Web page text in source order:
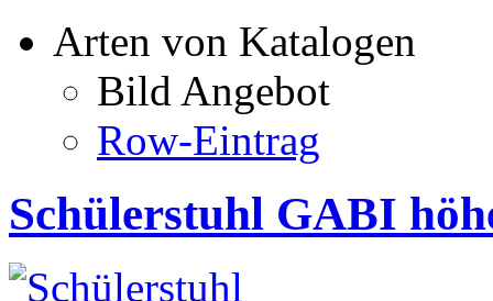
Arten von Katalogen
Bild Angebot
Row-Eintrag
Schülerstuhl GABI